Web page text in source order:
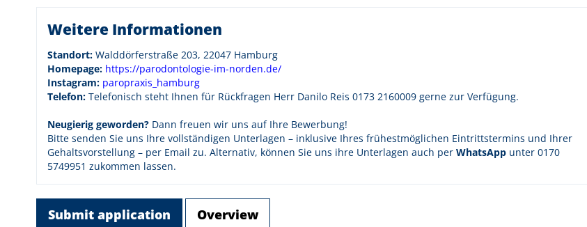
Weitere Informationen
Standort: Walddörferstraße 203, 22047 Hamburg
Homepage: https://parodontologie-im-norden.de/
Instagram: paropraxis_hamburg
Telefon: Telefonisch steht Ihnen für Rückfragen Herr Danilo Reis 0173 2160009 gerne zur Verfügung.
Neugierig geworden? Dann freuen wir uns auf Ihre Bewerbung!
Bitte senden Sie uns Ihre vollständigen Unterlagen – inklusive Ihres frühestmöglichen Eintrittstermins und Ihrer
Gehaltsvorstellung – per Email zu. Alternativ, können Sie uns ihre Unterlagen auch per WhatsApp unter 0170
5749951 zukommen lassen.
Submit application Overview